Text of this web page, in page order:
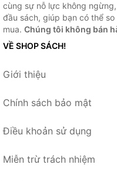
cùng sự nỗ lực không
đầu sách, giúp bạn có thể
mua. Chúng tôi không bán
VỀ SHOP SÁCH!
Giới thiệu
Chính sách bảo mật
Điều khoản sử dụng
Miễn trừ trách nhiệm